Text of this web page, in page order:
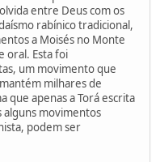
entre Deus com os
rabínico tradicional,
a Moisés no Monte
oral. Esta foi
um movimento que
milhares de
que apenas a Torá escrita
movimentos
podem ser